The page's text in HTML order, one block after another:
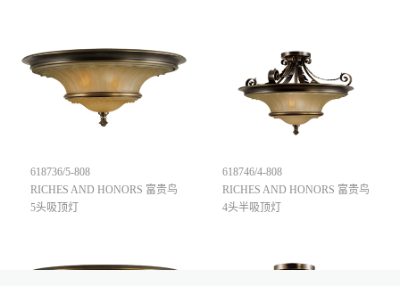
618736/5-808
RICHES AND HONORS 富贵鸟
5头吸顶灯
618746/4-808
RICHES AND HONORS 富贵鸟
4头半吸顶灯